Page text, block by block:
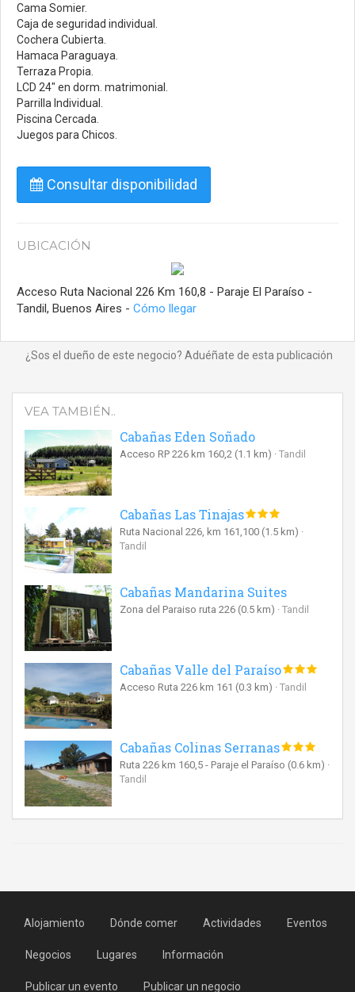
Cama Somier.
Caja de seguridad individual.
Cochera Cubierta.
Hamaca Paraguaya.
Terraza Propia.
LCD 24" en dorm. matrimonial.
Parrilla Individual.
Piscina Cercada.
Juegos para Chicos.
Consultar disponibilidad
UBICACIÓN
Acceso Ruta Nacional 226 Km 160,8 - Paraje El Paraíso -
Tandil, Buenos Aires - Cómo llegar
¿Sos el dueño de este negocio? Aduéñate de esta publicación
VEA TAMBIÉN..
Cabañas Eden Soñado
Acceso RP 226 km 160,2 (1.1 km) Tandil
Cabañas Las Tinajas
Ruta Nacional 226, km 161,100 (1.5 km)
Tandil
Cabañas Mandarina Suites
Zona del Paraiso ruta 226 (0.5 km) Tandil
Cabañas Valle del Paraíso
Acceso Ruta 226 km 161 (0.3 km) Tandil
Cabañas Colinas Serranas
Ruta 226 km 160,5 - Paraje el Paraíso (0.6 km)
Tandil
Alojamiento Dónde comer Actividades Eventos
Negocios Lugares Información
Publicar un evento Publicar un negocio